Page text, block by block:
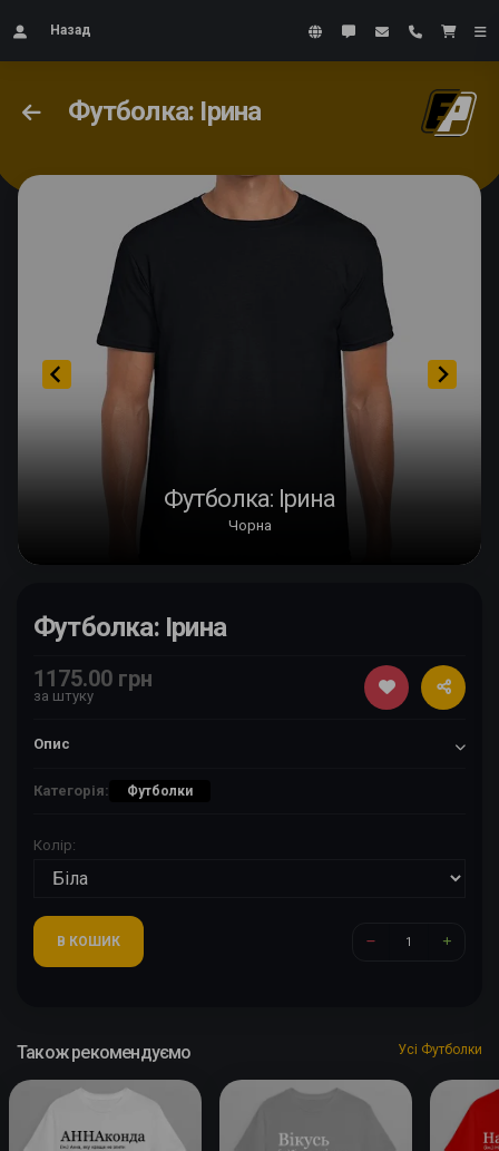
Назад
Футболка: Ірина
Футболка: Ірина
Чорна
Футболка: Ірина
1175.00 грн
за штуку
Опис
Категорія: Футболки
Колір:
В КОШИК
Також рекомендуємо Усі Футболки